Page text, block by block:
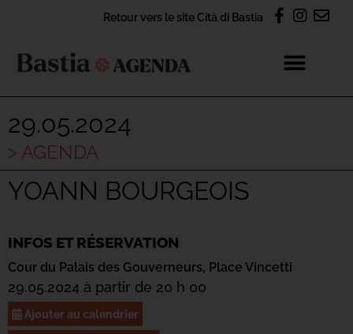
Retour vers le site Cità di Bastia
29.05.2024
> AGENDA
YOANN BOURGEOIS
INFOS ET RÉSERVATION
Cour du Palais des Gouverneurs, Place Vincetti
29.05.2024 à partir de 20 h 00
Ajouter au calendrier